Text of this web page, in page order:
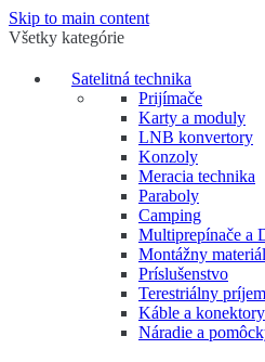
Skip to main content
Všetky kategórie
Satelitná technika
Prijímače
Karty a moduly
LNB konvertory
Konzoly
Meracia technika
Paraboly
Camping
Multiprepínače a
Montážny materiál
Príslušenstvo
Terestriálny príjem
Káble a konektory
Náradie a